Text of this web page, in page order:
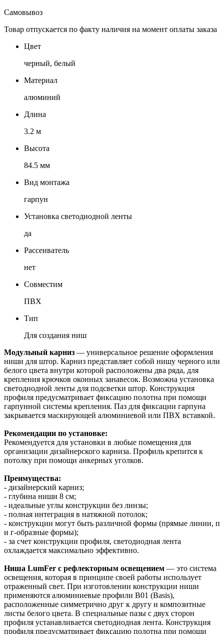
Самовывоз
Товар отпускается по факту наличия на момент оплаты заказа
Цвет
черный, белый
Материал
алюминий
Длина
3.2 м
Высота
84.5 мм
Вид монтажа
гарпун
Установка светодиодной ленты
да
Рассеиватель
нет
Совместим
ПВХ
Тип
Для создания ниш
Модульный карниз — универсальное решение оформления
ниши для штор. Карниз представляет собой нишу черного или
белого цвета внутри которой расположены два ряда, для
крепления крючков оконных занавесок. Возможна установка
светодиодной ленты для подсветки штор. Конструкция
профиля предусматривает фиксацию полотна при помощи
гарпунной системы крепления. Паз для фиксации гарпуна
закрывается маскирующей алюминиевой или ПВХ вставкой.
Рекомендации по установке:
Рекомендуется для установки в любые помещения для
организации дизайнерского карниза. Профиль крепится к
потолку при помощи анкерных уголков.
Преимущества:
- дизайнерский карниз;
- глубина ниши 8 см;
- идеальные углы конструкции без линзы;
- полная интеграция в натяжной потолок;
- конструкции могут быть различной формы (прямые линии, п
и г-образные формы);
- за счет конструкции профиля, светодиодная лента
охлаждается максимально эффективно.
Ниша LumFer с рефлекторным освещением — это система
освещения, которая в принципе своей работы использует
отраженный свет. При изготовлении конструкции ниши
применяются алюминиевые профили B01 (Basis),
расположенные симметрично друг к другу и композитные
листы белого цвета. В специальные пазы с двух сторон
профиля устанавливается светодиодная лента. Конструкция
профиля предусматривает фиксацию полотна при помощи